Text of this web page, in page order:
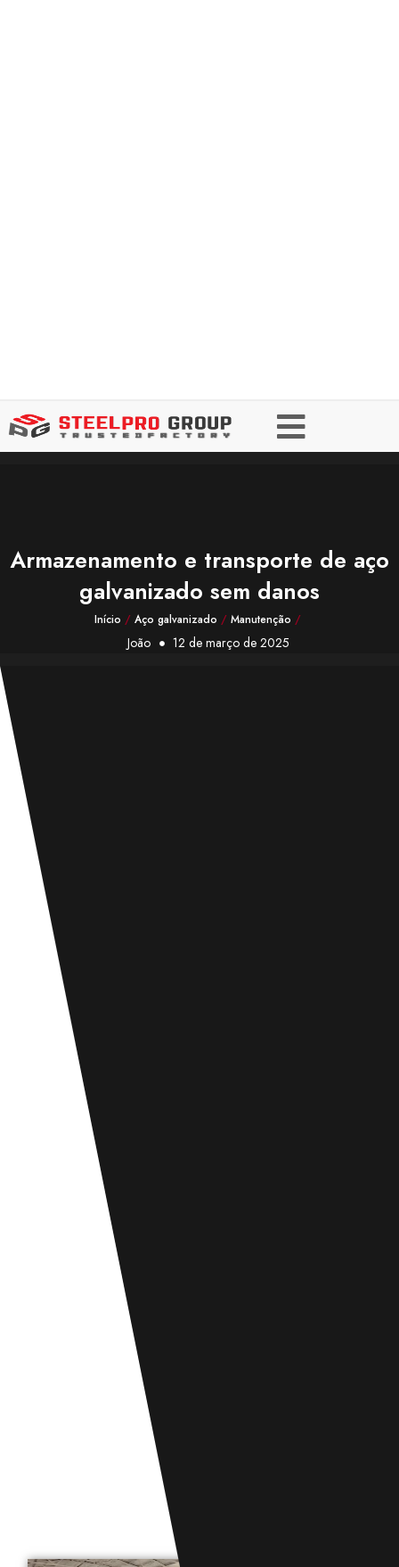
Armazenamento e transporte de aço
galvanizado sem danos
Início / Aço galvanizado / Manutenção /
João 12 de março de 2025